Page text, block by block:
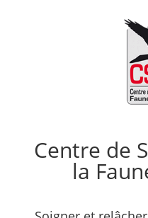
Centre de
la